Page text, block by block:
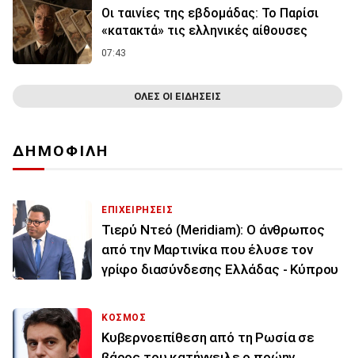
Οι ταινίες της εβδομάδας: Το Παρίσι
«κατακτά» τις ελληνικές αίθουσες
07:43
ΟΛΕΣ ΟΙ ΕΙΔΗΣΕΙΣ
ΔΗΜΟΦΙΛΗ
ΕΠΙΧΕΙΡΗΣΕΙΣ
Τιερύ Ντεό (Meridiam): Ο άνθρωπος
από την Μαρτινίκα που έλυσε τον
γρίφο διασύνδεσης Ελλάδας - Κύπρου
ΚΟΣΜΟΣ
Κυβερνοεπίθεση από τη Ρωσία σε